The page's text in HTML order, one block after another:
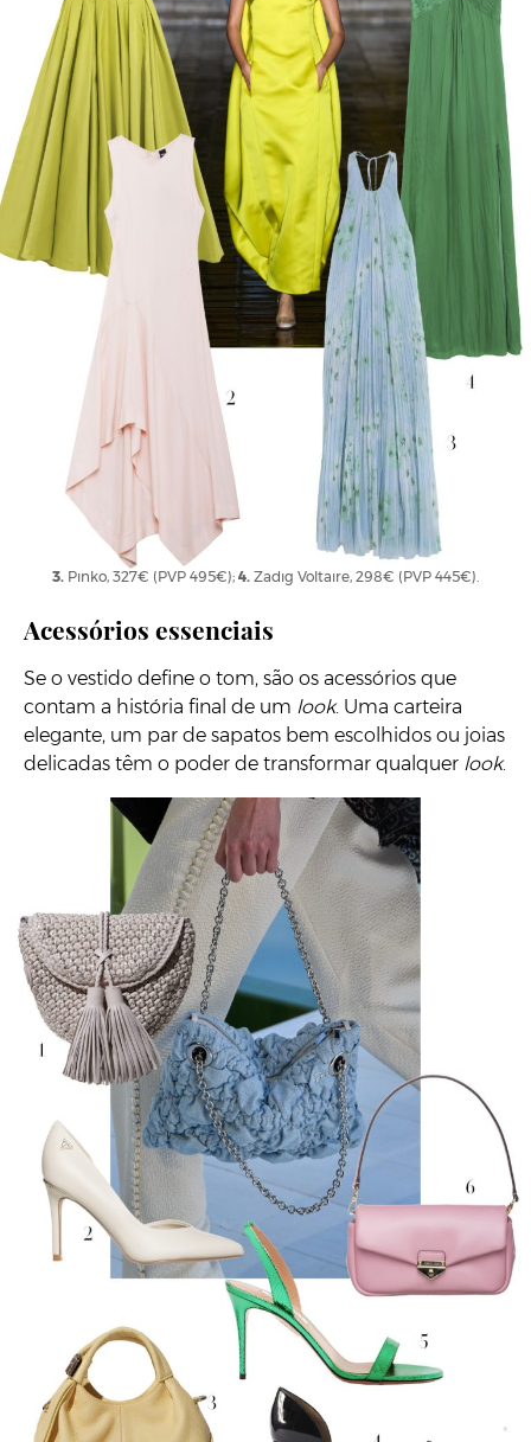
Elie Saab na Stivali, 1280€ (PVP 3200€); 2.Boss, 279€ (PVP 399€);
3. Pinko, 327€ (PVP 495€); 4. Zadig Voltaire, 298€ (PVP 445€).
Acessórios essenciais
Se o vestido define o tom, são os acessórios que
contam a história final de um look. Uma carteira
elegante, um par de sapatos bem escolhidos ou joias
delicadas têm o poder de transformar qualquer look.